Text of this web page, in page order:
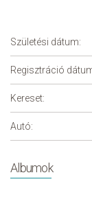
Születési dátum:
Regisztráció
Kereset:
Autó:
Albumok